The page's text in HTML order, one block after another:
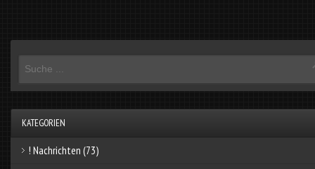
KATEGORIEN
! Nachrichten (73)